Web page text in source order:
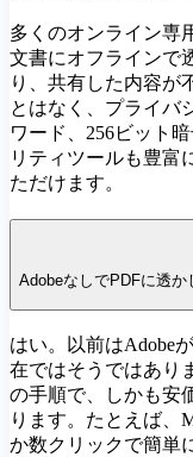
多くのオンライン専
文書にオフラインで
り、共有した内容が
とはなく、プライバ
ワード、256ビット
リティツールも豊富
ただけます。
AdobeなしでPDFに透か
はい。以前はAdobe
在ではそうではあり
の手順で、しかも安
ります。たとえば、
か数クリックで簡単